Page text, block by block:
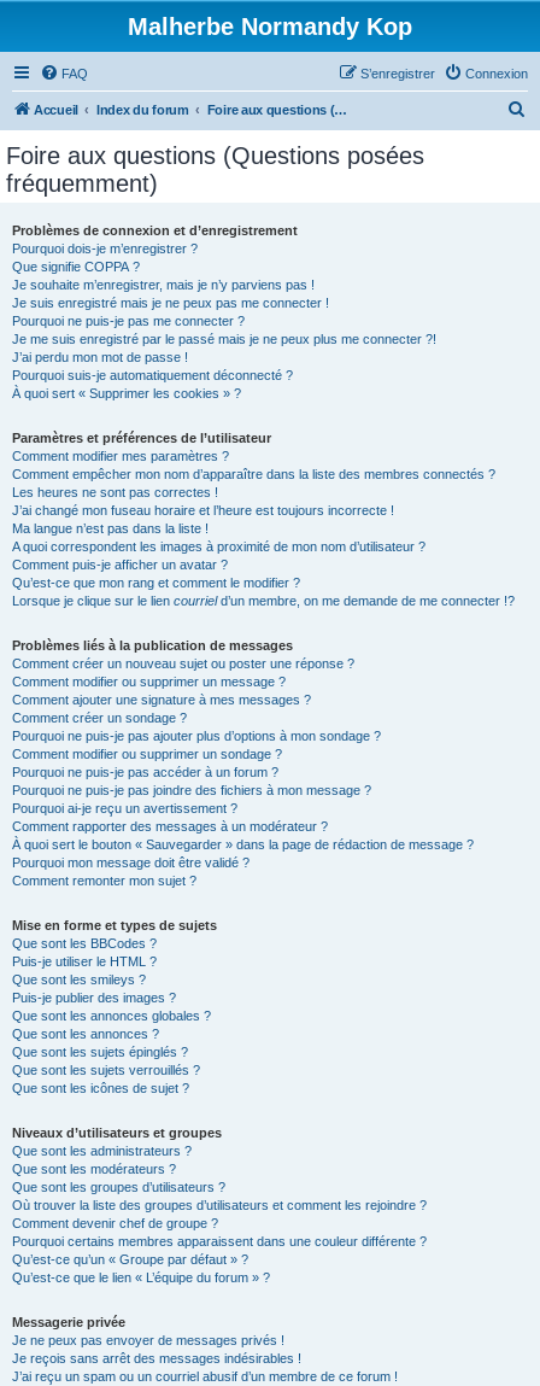
Malherbe Normandy Kop
FAQ Connexion
S’enregistrer
Accueil Index du forum Foire aux questions (Questions posées fréquemment)
Foire aux questions (Questions posées
fréquemment)
Problèmes de connexion et d’enregistrement
Pourquoi dois-je m’enregistrer ?
Que signifie COPPA ?
Je souhaite m’enregistrer, mais je n’y parviens pas !
Je suis enregistré mais je ne peux pas me connecter !
Pourquoi ne puis-je pas me connecter ?
Je me suis enregistré par le passé mais je ne peux plus me connecter ?!
J’ai perdu mon mot de passe !
Pourquoi suis-je automatiquement déconnecté ?
À quoi sert « Supprimer les cookies » ?
Paramètres et préférences de l’utilisateur
Comment modifier mes paramètres ?
Comment empêcher mon nom d’apparaître dans la liste des membres connectés ?
Les heures ne sont pas correctes !
J’ai changé mon fuseau horaire et l’heure est toujours incorrecte !
Ma langue n’est pas dans la liste !
A quoi correspondent les images à proximité de mon nom d’utilisateur ?
Comment puis-je afficher un avatar ?
Qu’est-ce que mon rang et comment le modifier ?
Lorsque je clique sur le lien courrield’un membre, on me demande de me connecter !?
Problèmes liés à la publication de messages
Comment créer un nouveau sujet ou poster une réponse ?
Comment modifier ou supprimer un message ?
Comment ajouter une signature à mes messages ?
Comment créer un sondage ?
Pourquoi ne puis-je pas ajouter plus d’options à mon sondage ?
Comment modifier ou supprimer un sondage ?
Pourquoi ne puis-je pas accéder à un forum ?
Pourquoi ne puis-je pas joindre des fichiers à mon message ?
Pourquoi ai-je reçu un avertissement ?
Comment rapporter des messages à un modérateur ?
À quoi sert le bouton « Sauvegarder » dans la page de rédaction de message ?
Pourquoi mon message doit être validé ?
Comment remonter mon sujet ?
Mise en forme et types de sujets
Que sont les BBCodes ?
Puis-je utiliser le HTML ?
Que sont les smileys ?
Puis-je publier des images ?
Que sont les annonces globales ?
Que sont les annonces ?
Que sont les sujets épinglés ?
Que sont les sujets verrouillés ?
Que sont les icônes de sujet ?
Niveaux d’utilisateurs et groupes
Que sont les administrateurs ?
Que sont les modérateurs ?
Que sont les groupes d’utilisateurs ?
Où trouver la liste des groupes d’utilisateurs et comment les rejoindre ?
Comment devenir chef de groupe ?
Pourquoi certains membres apparaissent dans une couleur différente ?
Qu’est-ce qu’un « Groupe par défaut » ?
Qu’est-ce que le lien « L’équipe du forum » ?
Messagerie privée
Je ne peux pas envoyer de messages privés !
Je reçois sans arrêt des messages indésirables !
J’ai reçu un spam ou un courriel abusif d’un membre de ce forum !